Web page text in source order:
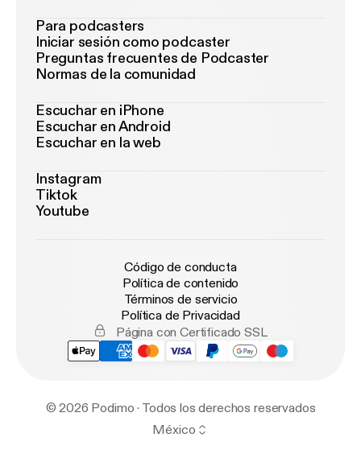
Para podcasters
Iniciar sesión como podcaster
Preguntas frecuentes de Podcaster
Normas de la comunidad
Escuchar en iPhone
Escuchar en Android
Escuchar en la web
Instagram
Tiktok
Youtube
Código de conducta
Política de contenido
Términos de servicio
Política de Privacidad
Página con Certificado SSL
© 2026 Podimo · Todos los derechos reservados
México